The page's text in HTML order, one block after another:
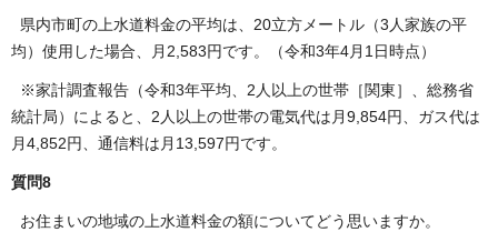
県内市町の上水道料金の平均は、20立方メートル（3人家族の平
均）使用した場合、月2,583円です。（令和3年4月1日時点）
※家計調査報告（令和3年平均、2人以上の世帯［関東］、総務省
統計局）によると、2人以上の世帯の電気代は月9,854円、ガス代は
月4,852円、通信料は月13,597円です。
質問8
お住まいの地域の上水道料金の額についてどう思いますか。